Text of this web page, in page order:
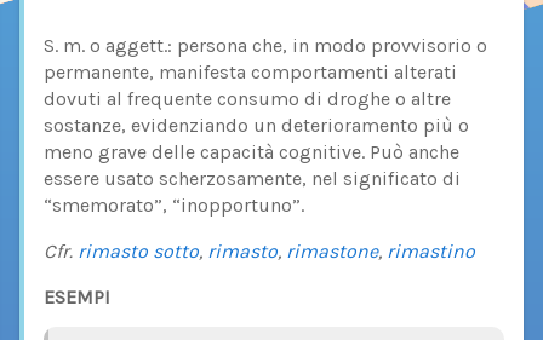
S. m. o aggett.: persona che, in modo provvisorio o
permanente, manifesta comportamenti alterati
dovuti al frequente consumo di droghe o altre
sostanze, evidenziando un deterioramento più o
meno grave delle capacità cognitive. Può anche
essere usato scherzosamente, nel significato di
“smemorato”, “inopportuno”.
Cfr. rimasto sotto, rimasto, rimastone, rimastino
ESEMPI